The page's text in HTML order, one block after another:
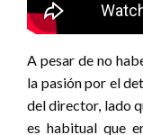
A pesar de no
la pasión por el
del director, lado
es habitual que